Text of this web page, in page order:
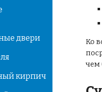
двери
кирпич
Ко
чем